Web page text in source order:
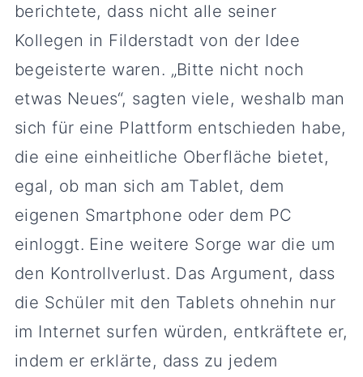
berichtete, dass nicht alle seiner
Kollegen in Filderstadt von der Idee
begeisterte waren. „Bitte nicht noch
etwas Neues“, sagten viele, weshalb man
sich für eine Plattform entschieden habe,
die eine einheitliche Oberfläche bietet,
egal, ob man sich am Tablet, dem
eigenen Smartphone oder dem PC
einloggt. Eine weitere Sorge war die um
den Kontrollverlust. Das Argument, dass
die Schüler mit den Tablets ohnehin nur
im Internet surfen würden, entkräftete er,
indem er erklärte, dass zu jedem